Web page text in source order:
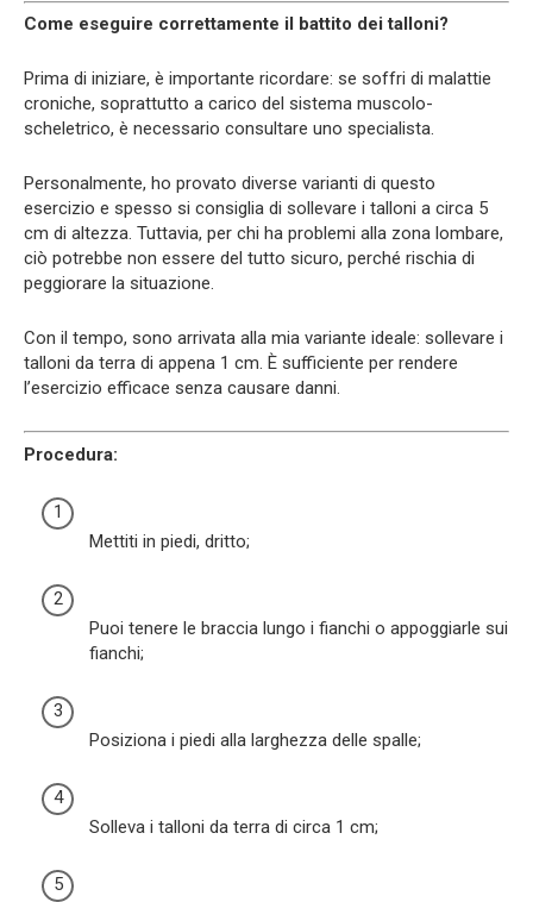
Come eseguire correttamente il battito dei talloni?
Prima di iniziare, è importante ricordare: se soffri di malattie
croniche, soprattutto a carico del sistema muscolo-
scheletrico, è necessario consultare uno specialista.
Personalmente, ho provato diverse varianti di questo
esercizio e spesso si consiglia di sollevare i talloni a circa 5
cm di altezza. Tuttavia, per chi ha problemi alla zona lombare,
ciò potrebbe non essere del tutto sicuro, perché rischia di
peggiorare la situazione.
Con il tempo, sono arrivata alla mia variante ideale: sollevare i
talloni da terra di appena 1 cm. È sufficiente per rendere
l’esercizio efficace senza causare danni.
Procedura:
Mettiti in piedi, dritto;
Puoi tenere le braccia lungo i fianchi o appoggiarle sui
fianchi;
Posiziona i piedi alla larghezza delle spalle;
Solleva i talloni da terra di circa 1 cm;